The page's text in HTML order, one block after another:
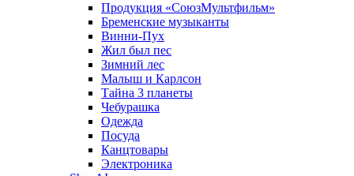
Продукция «СоюзМультфильм»
Бременские музыканты
Винни-Пух
Жил был пес
Зимний лес
Малыш и Карлсон
Тайна 3 планеты
Чебурашка
Одежда
Посуда
Канцтовары
Электроника